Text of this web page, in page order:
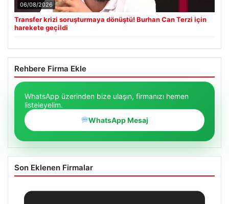
06/08/2026
Transfer krizi soruşturmaya dönüştü! Burhan Can Terzi için
harekete geçildi
Rehbere Firma Ekle
WhatsApp üzerinden bize ulaşın, firmanızı hemen
listeleyelim.
WhatsApp Mesaj
Son Eklenen Firmalar